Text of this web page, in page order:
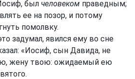
был человеком праведным;
ее на позор, и потому
помолвку.
задумал, явился ему во сне
«Иосиф, сын Давида, не
жену твою: ожидаемый ею